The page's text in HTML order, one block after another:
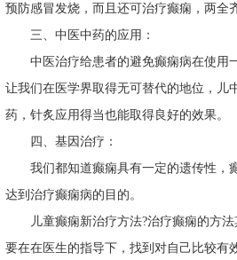
预防感冒发烧，而且还可治疗癫痫，两全
三、中医中药的应用：
中医治疗给患者的避免癫痫病在使用
让我们在医学界取得无可替代的地位，儿
药，针炙应用得当也能取得良好的效果。
四、基因治疗：
我们都知道癫痫具有一定的遗传性，
达到治疗癫痫病的目的。
儿童癫痫新治疗方法?治疗癫痫的方
要在在医生的指导下，找到对自己比较有